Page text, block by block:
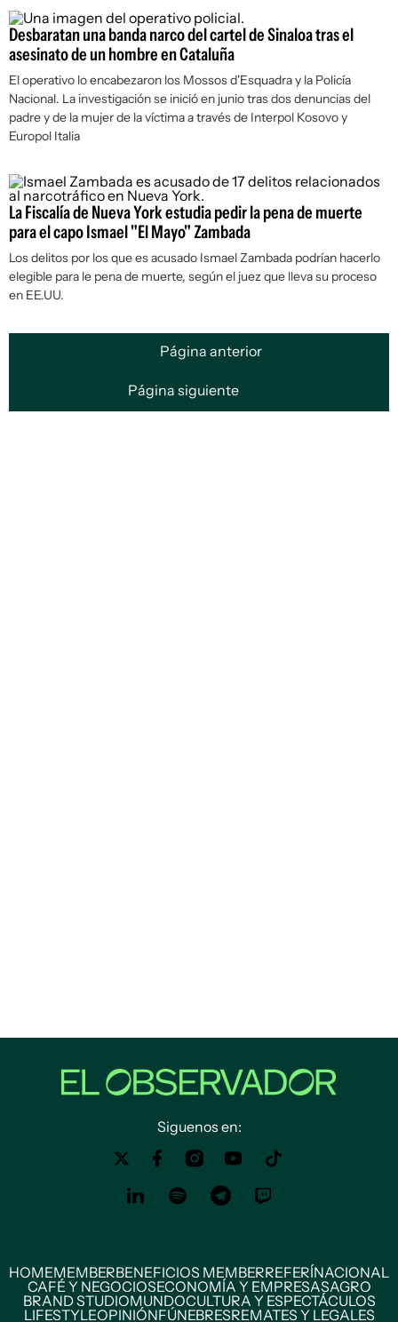
Desbaratan una banda narco del cartel de Sinaloa tras el
asesinato de un hombre en Cataluña
El operativo lo encabezaron los Mossos d'Esquadra y la Policía
Nacional. La investigación se inició en junio tras dos denuncias del
padre y de la mujer de la víctima a través de Interpol Kosovo y
Europol Italia
La Fiscalía de Nueva York estudia pedir la pena de muerte
para el capo Ismael "El Mayo" Zambada
Los delitos por los que es acusado Ismael Zambada podrían hacerlo
elegible para le pena de muerte, según el juez que lleva su proceso
en EE.UU.
Página anterior
Página siguiente
Siguenos en:
HOMEMEMBERBENEFICIOS MEMBERREFERÍNACIONAL
CAFÉ Y NEGOCIOSECONOMÍA Y EMPRESASAGRO
BRAND STUDIOMUNDOCULTURA Y ESPECTÁCULOS
LIFESTYLEOPINIÓNFÚNEBRESREMATES Y LEGALES